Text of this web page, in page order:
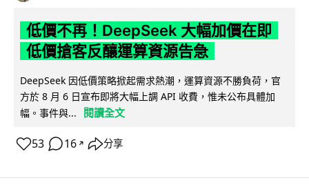
低價不再！DeepSeek 大幅加價在即
低價搶客反釀運算資源告急
DeepSeek 因低價策略掀起需求熱潮，運算資源不勝負荷，官
方於 8 月 6 日宣布即將大幅上調 API 收費，惟未公布具體加
幅。事件與...
閱讀全文
53 16 ↗ 分享